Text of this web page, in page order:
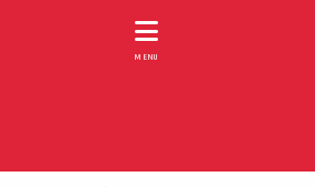
MENU